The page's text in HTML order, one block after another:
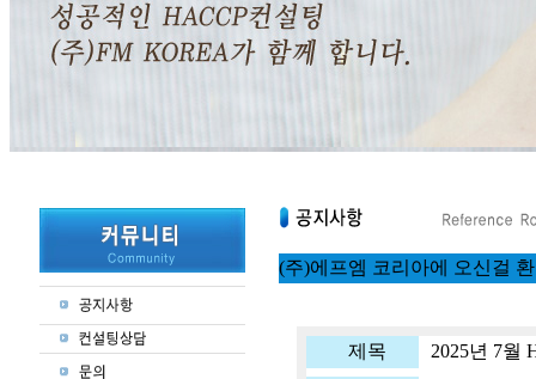
(주)에프엠 코리아에 오신걸
제목
2025년 7월